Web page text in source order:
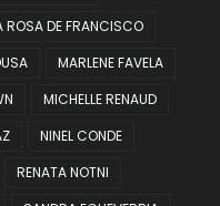
ROSA DE FRANCISCO
MARLENE FAVELA
MICHELLE RENAUD
NINEL CONDE
RENATA NOTNI